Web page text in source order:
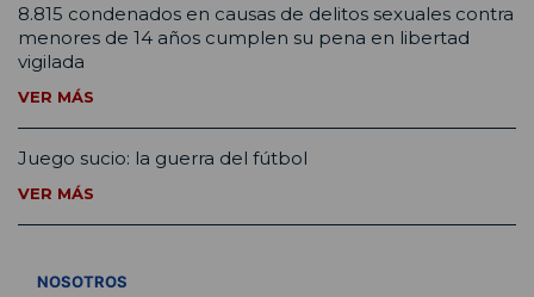
8.815 condenados en causas de delitos sexuales contra
menores de 14 años cumplen su pena en libertad
vigilada
VER MÁS
Juego sucio: la guerra del fútbol
VER MÁS
NOSOTROS